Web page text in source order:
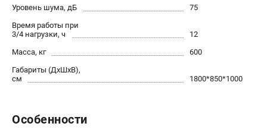
Информация размещённая на сайте не является публичной
проспект Александровской Фермы, 29АЛ
8 (812) 317-60-57
Уровень шума, дБ
75
Время работы при
3/4 нагрузки, ч
12
Масса, кг
600
Габариты (ДхШхВ),
см
1800*850*1000
Особенности